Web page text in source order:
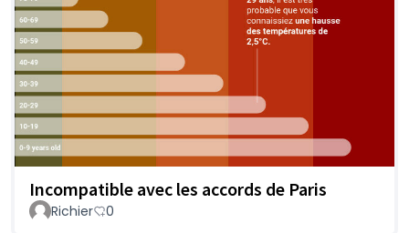
Incompatible avec les accords de Paris
Richier 0